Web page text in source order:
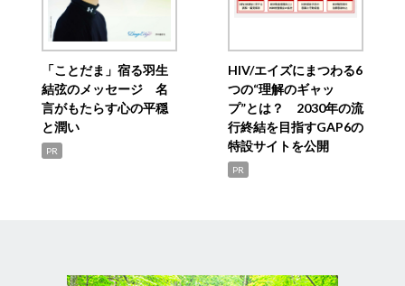
「ことだま」宿る羽生
結弦のメッセージ 名
言がもたらす心の平穏
と潤い
PR
HIV/エイズにまつわる6
つの“理解のギャッ
プ”とは？ 2030年の流
行終結を目指すGAP6の
特設サイトを公開
PR